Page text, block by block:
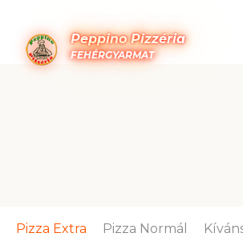
Peppino Pizzéria
FEHÉRGYARMAT
Pizza Extra Pizza Normál